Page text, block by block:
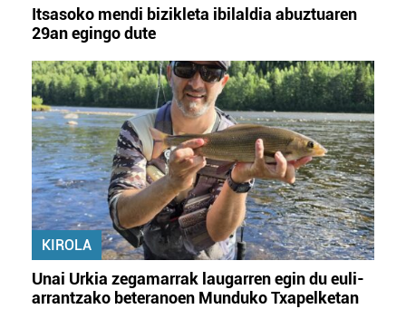
Itsasoko mendi bizikleta ibilaldia abuztuaren
29an egingo dute
KIROLA
Unai Urkia zegamarrak laugarren egin du euli-
arrantzako beteranoen Munduko Txapelketan